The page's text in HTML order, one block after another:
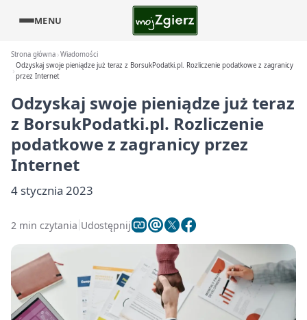
MENU
Strona główna Wiadomości
Odzyskaj swoje pieniądze już teraz z BorsukPodatki.pl. Rozliczenie podatkowe z zagranicy
przez Internet
Odzyskaj swoje pieniądze już teraz
z BorsukPodatki.pl. Rozliczenie
podatkowe z zagranicy przez
Internet
4 stycznia 2023
2 min czytania Udostępnij